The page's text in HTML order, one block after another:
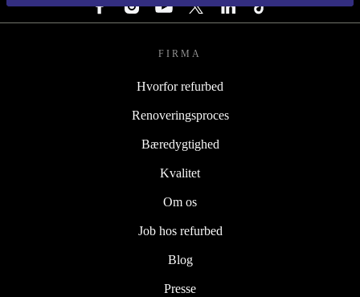
FIRMA
Hvorfor refurbed
Renoveringsproces
Bæredygtighed
Kvalitet
Om os
Job hos refurbed
Blog
Presse